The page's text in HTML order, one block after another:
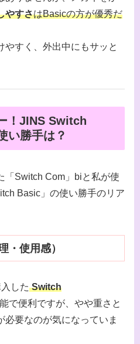
やすさはBasicの方が優秀だ
やすく、外出中にもサッと
！JINS Switch
い勝手は？
「Switch Com」biと私が使
Basic」の使い勝手のリア
・使用感）
した Switch
で便利ですが、やや重さと
必要なのが気になっていま